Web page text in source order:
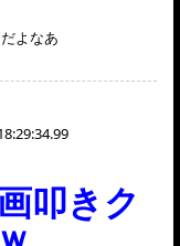
よなあ
叩きク